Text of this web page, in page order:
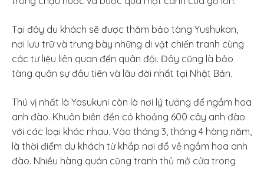
Tại đây du khách sẽ được thăm bảo tàng Yushukan,
nơi lưu trữ và trưng bày những di vật chiến tranh cùng
các tư liệu liên quan đến quân đội. Đây cũng là bảo
tàng quân sự đầu tiên và lâu đời nhất tại Nhật Bản.
Thú vị nhất là Yasukuni còn là nơi lý tưởng để ngắm hoa
anh đào. Khuôn biên đền có khoảng 600 cây anh đào
với các loại khác nhau. Vào tháng 3, tháng 4 hàng năm,
là thời điểm du khách từ khắp nơi đổ về ngắm hoa anh
đào. Nhiều hàng quán cũng tranh thủ mở cửa trong